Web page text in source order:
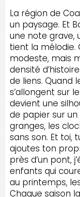
La région de
un paysage. Et
une note grave,
tient la mélodie.
modeste, mais
densité
de liens. Quand
s’allongent sur
devient une
de papier sur un
granges, les
sans son. Et toi,
ajoutes ton
près d’un pont,
enfants qui
au printemps,
Chaque saison